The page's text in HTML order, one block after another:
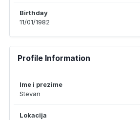
Birthday
11/01/1982
Profile Information
Ime i prezime
Stevan
Lokacija